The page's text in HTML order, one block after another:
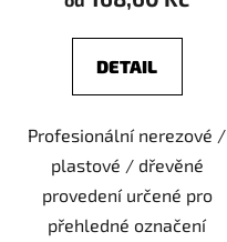
DETAIL
Profesionální nerezové /
plastové / dřevěné
provedení určené pro
přehledné označení